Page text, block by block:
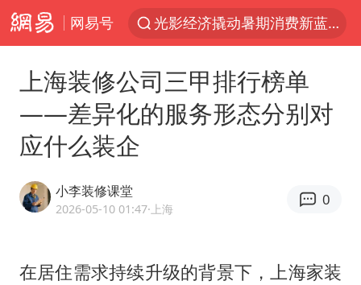
网易号
光影经济撬动暑期消费新蓝海
香港正式允许“拒绝抢救”
《欢迎来龙餐馆》口碑
郑丽文：台湾从来没有“独立”过
上海装修公司三甲排行榜单
——差异化的服务形态分别对
应什么装企
小李装修课堂
2026-05-10 01:47·上海
0
在居住需求持续升级的背景下，上海家装